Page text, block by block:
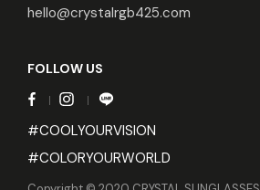
hello@crystalrgb425.com
FOLLOW US
#COOLYOURVISION
#COLORYOURWORLD